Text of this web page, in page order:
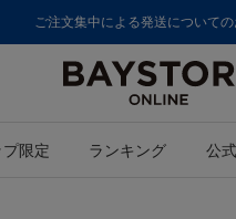
ご注文集中による発送について
限定 ランキング 公